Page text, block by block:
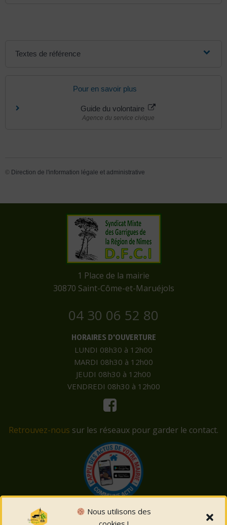
Nous utilisons des
Textes de référence
Pour en savoir plus
Guide du volontaire
Agence du service civique
© Direction de l'information légale et administrative
​1 Place de la mairie
​30870 Saint-Côme-et-Maruéjols
04 30 06 52 80
HORAIRES D'OUVERTURE
LUNDI 08h30 à 12h00
MARDI 08h30 à 12h00
JEUDI 08h30 à 12h00
VENDREDI 08h30 à 12h00
Retrouvez-nous sur les réseaux pour garder le contact.